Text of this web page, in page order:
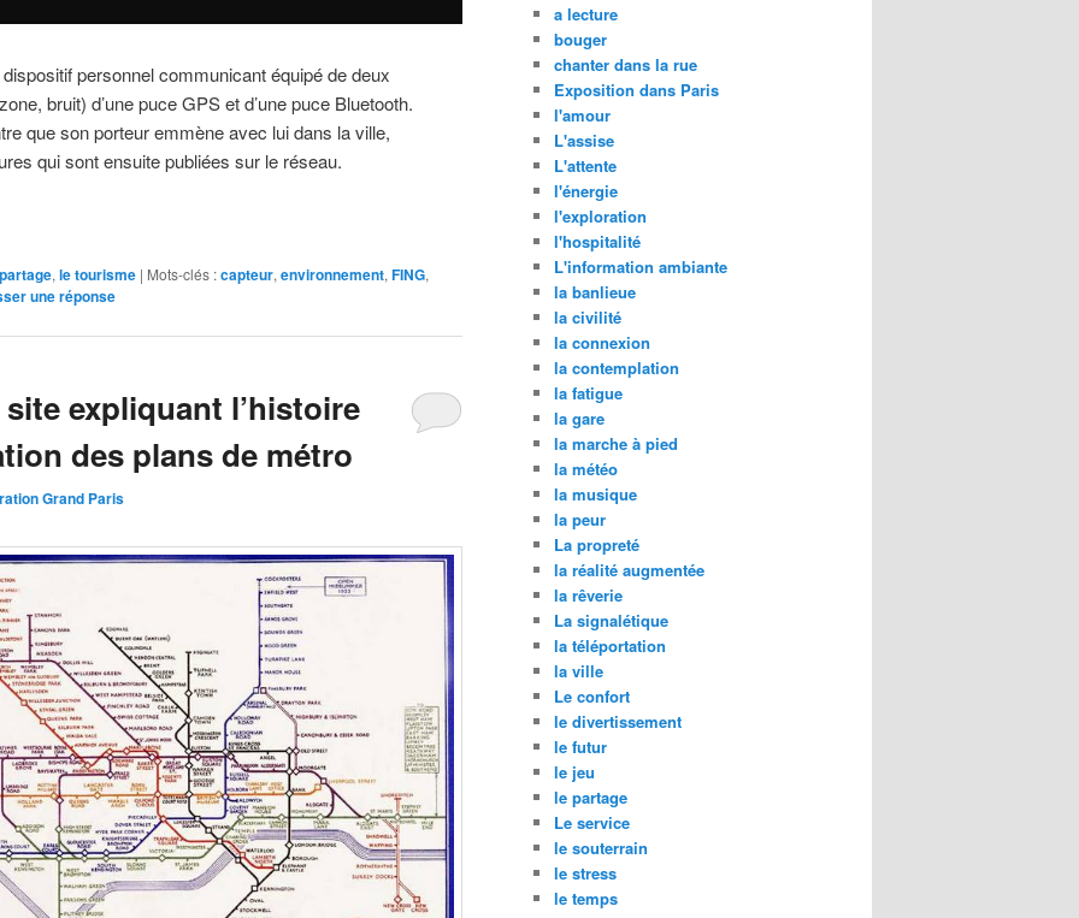
personnel communicant équipé de deux
bruit) d’une puce GPS et d’une puce Bluetooth.
que son porteur emmène avec lui dans la ville,
qui sont ensuite publiées sur le réseau.
, le tourisme | Mots-clés :capteur, environnement, FING,
une réponse
expliquant l’histoire
des plans de métro
Grand Paris
a lecture
bouger
chanter dans la rue
Exposition dans Paris
l'amour
L'assise
L'attente
l'énergie
l'exploration
l'hospitalité
L'information ambiante
la banlieue
la civilité
la connexion
la contemplation
la fatigue
la gare
la marche à pied
la météo
la musique
la peur
La propreté
la réalité augmentée
la rêverie
La signalétique
la téléportation
la ville
Le confort
le divertissement
le futur
le jeu
le partage
Le service
le souterrain
le stress
le temps